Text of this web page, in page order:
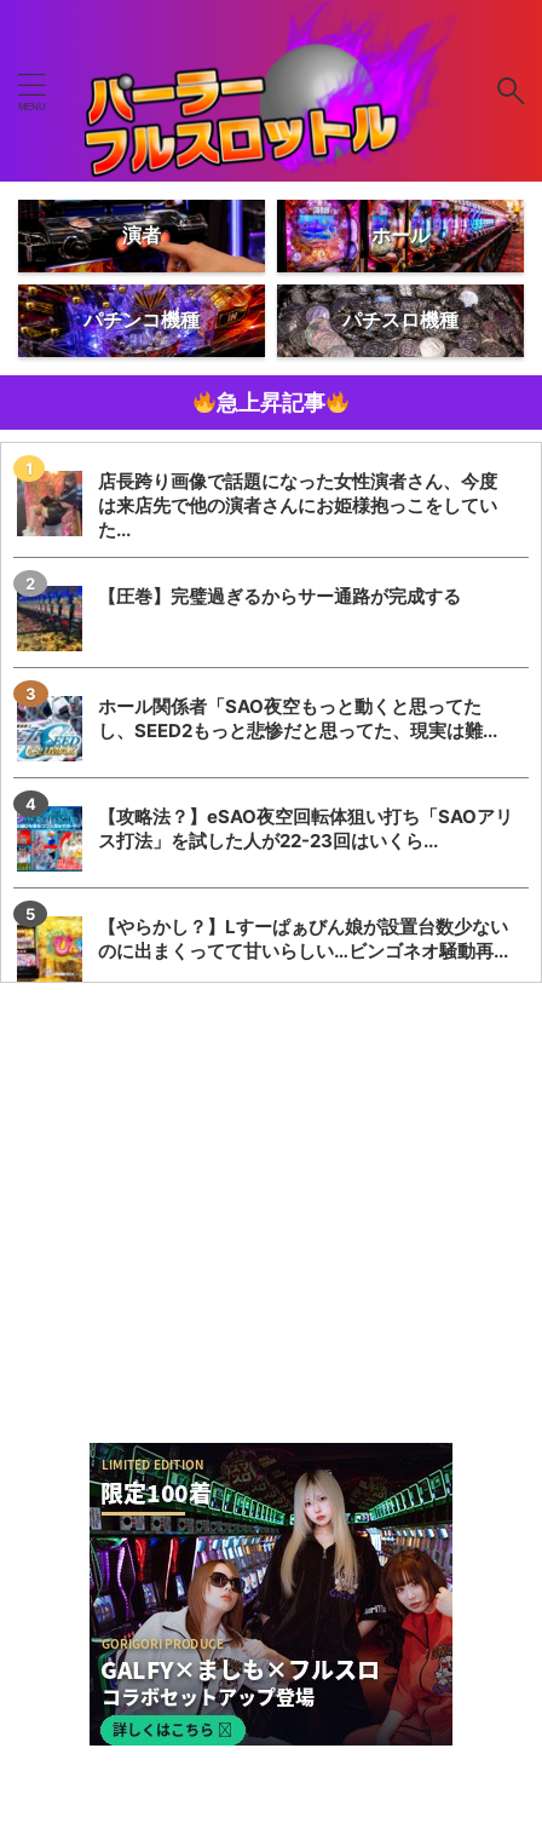
演者 ホール
パチンコ機種 パチスロ機種
急上昇記事
店長跨り画像で話題になった女性演者さん、今度
は来店先で他の演者さんにお姫様抱っこをしてい
た...
【圧巻】完璧過ぎるからサー通路が完成する
ホール関係者「SAO夜空もっと動くと思ってた
し、SEED2もっと悲惨だと思ってた、現実は難...
【攻略法？】eSAO夜空回転体狙い打ち「SAOアリ
ス打法」を試した人が22-23回はいくら...
【やらかし？】Lすーぱぁびん娘が設置台数少ない
のに出まくってて甘いらしい…ビンゴネオ騒動再...
ユニバが「次回」という意味深画像をアップ！バ
ジリスクシリーズくるか？